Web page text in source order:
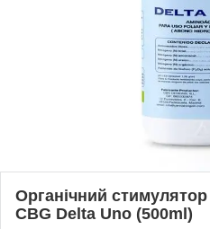
Органічний
CBG Delta Uno (500ml)